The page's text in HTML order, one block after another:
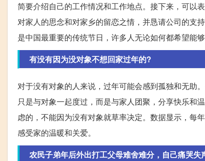
简要介绍自己的工作情况和工作地点。接下来，可以
对家人的思念和对家乡的留恋之情，并恳请公司的支
是中国最重要的传统节日，许多人无论如何都希望能够
有没有因为没对象不想回家过年的?
对于没有对象的人来说，过年可能会感到孤独和无助
只是与对象一起度过，而是与家人团聚，分享快乐和
虑的，不能因为没有对象就草率决定。数据显示，每
感受家的温暖和关爱。
农民子弟年后外出打工父母难舍难分，自己痛哭失